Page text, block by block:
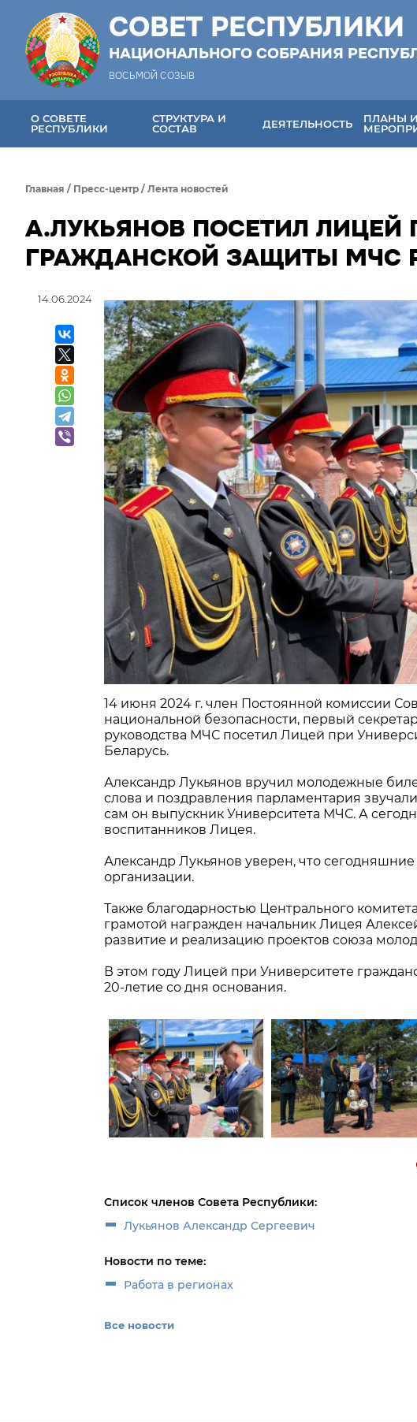
СОВЕТ РЕСПУБЛИКИ
НАЦИОНАЛЬНОГО СОБРАНИЯ
ВОСЬМОЙ СОЗЫВ
О СОВЕТЕ
РЕСПУБЛИКИ
СТРУКТУРА И
СОСТАВ
ДЕЯТЕЛЬНОСТЬ
ПЛАНЫ И
Главная / Пресс-центр / Лента новостей
А.ЛУКЬЯНОВ ПОСЕТИЛ ЛИЦЕЙ
ГРАЖДАНСКОЙ ЗАЩИТЫ МЧС
14.06.2024
14 июня 2024 г. член Постоянной комиссии
национальной безопасности, первый
руководства МЧС посетил Лицей при
Беларусь.
Александр Лукьянов вручил молодежные
слова и поздравления парламентария
сам он выпускник Университета МЧС. А
воспитанников Лицея.
Александр Лукьянов уверен, что
организации.
Также благодарностью Центрального
грамотой награжден начальник Лицея
развитие и реализацию проектов союза
В этом году Лицей при Университете
20-летие со дня основания.
Список членов Совета Республики:
Лукьянов Александр Сергеевич
Новости по теме:
Работа в регионах
Все новости